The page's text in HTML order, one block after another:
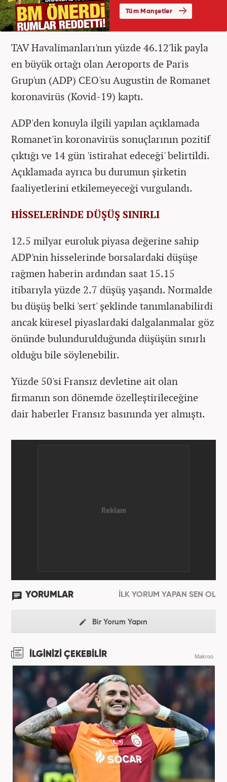
TAV Havalimanları'nın yüzde 46.12'lik payla
en büyük ortağı olan Aeroports de Paris
Grup'un (ADP) CEO'su Augustin de Romanet
koronavirüs (Kovid-19) kaptı.
ADP'den konuyla ilgili yapılan açıklamada
Romanet'in koronavirüs sonuçlarının pozitif
çıktığı ve 14 gün 'istirahat edeceği' belirtildi.
Açıklamada ayrıca bu durumun şirketin
faaliyetlerini etkilemeyeceği vurgulandı.
HİSSELERİNDE DÜŞÜŞ SINIRLI
12.5 milyar euroluk piyasa değerine sahip
ADP'nin hisselerinde borsalardaki düşüşe
rağmen haberin ardından saat 15.15
itibarıyla yüzde 2.7 düşüş yaşandı. Normalde
bu düşüş belki 'sert' şeklinde tanımlanabilirdi
ancak küresel piyaslardaki dalgalanmalar göz
önünde bulundurulduğunda düşüşün sınırlı
olduğu bile söylenebilir.
Yüzde 50'si Fransız devletine ait olan
firmanın son dönemde özelleştirileceğine
dair haberler Fransız basınında yer almıştı.
YORUMLAR İLK YORUM YAPAN SEN OL
Bir Yorum Yapın
İLGİNİZİ ÇEKEBİLİR Makroo